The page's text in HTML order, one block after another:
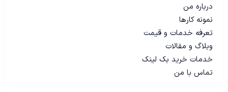
درباره من
نمونه کارها
تعرفه خدمات و قیمت
وبلاگ و مقالات
خدمات خرید بک لینک
تماس با من